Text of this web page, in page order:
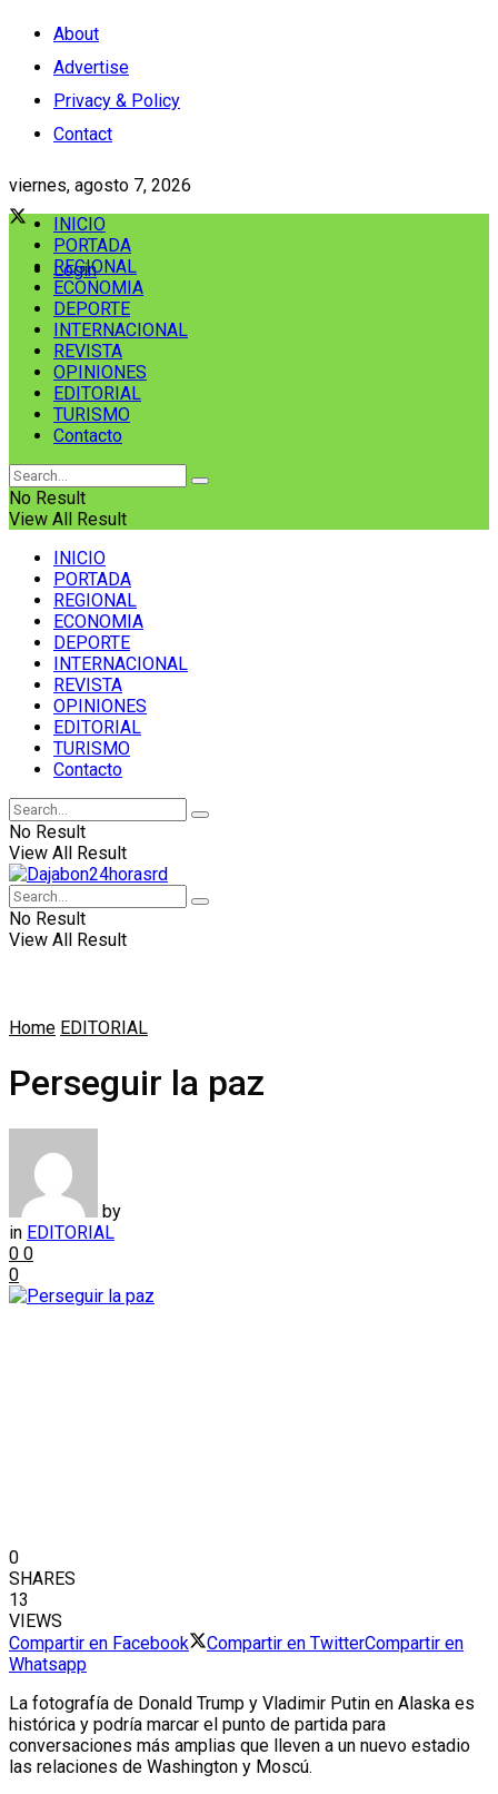
About
Advertise
Privacy & Policy
Contact
viernes, agosto 7, 2026
Login
INICIO
PORTADA
REGIONAL
ECONOMIA
DEPORTE
INTERNACIONAL
REVISTA
OPINIONES
EDITORIAL
TURISMO
Contacto
No Result
View All Result
INICIO
PORTADA
REGIONAL
ECONOMIA
DEPORTE
INTERNACIONAL
REVISTA
OPINIONES
EDITORIAL
TURISMO
Contacto
No Result
View All Result
No Result
View All Result
Home EDITORIAL
Perseguir la paz
by
in EDITORIAL
0 0
0
0
SHARES
13
VIEWS
Compartir en Facebook
Compartir en TwitterCompartir en
Whatsapp
La fotografía de Donald Trump y Vladimir Putin en Alaska es
histórica y podría marcar el punto de partida para
conversaciones más amplias que lleven a un nuevo estadio
las relaciones de Washington y Moscú.